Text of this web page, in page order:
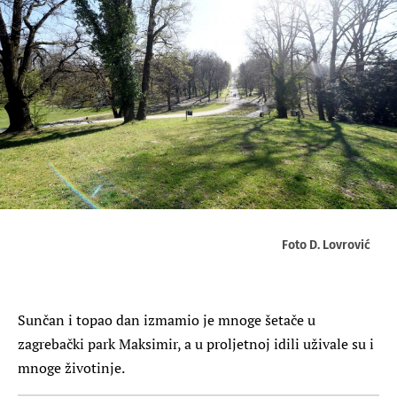
Foto D. Lovrović
Sunčan i topao dan izmamio je mnoge šetače u
zagrebački park Maksimir, a u proljetnoj idili uživale su i
mnoge životinje.